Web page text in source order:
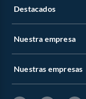
Destacados
Nuestra empresa
Nuestras empresas